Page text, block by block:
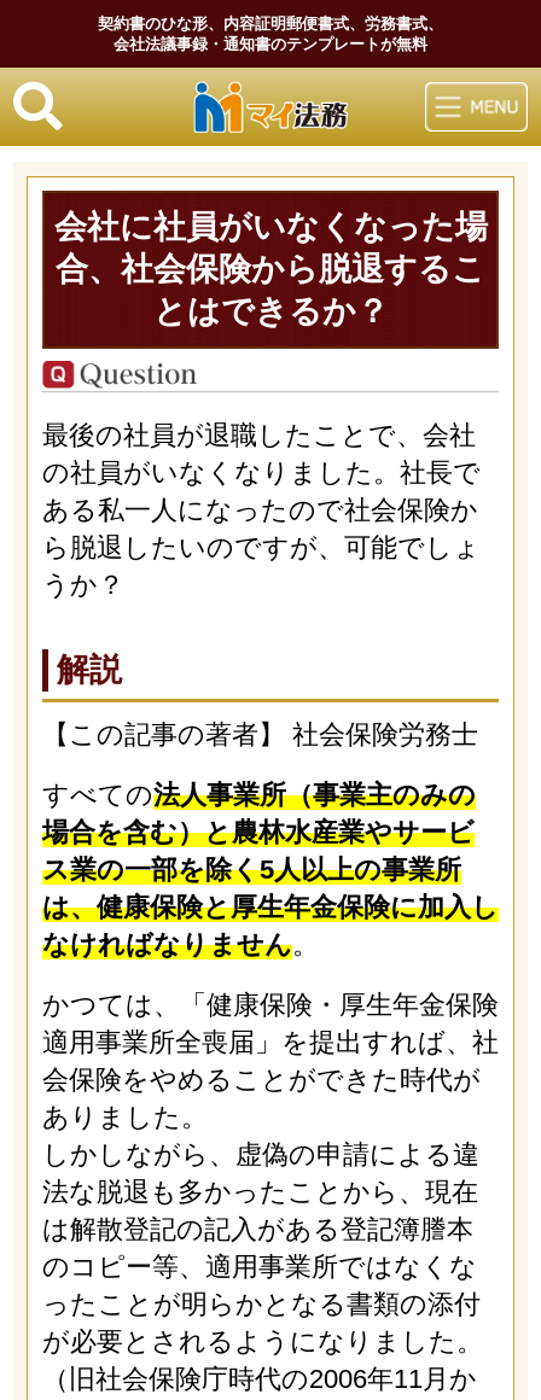
契約書のひな形、内容証明郵便書式、労務書式、
会社法議事録・通知書のテンプレートが無料
マイ法務
会社に社員がいなくなった場
合、社会保険から脱退するこ
とはできるか？
最後の社員が退職したことで、会社
の社員がいなくなりました。社長で
ある私一人になったので社会保険か
ら脱退したいのですが、可能でしょ
うか？
解説
【この記事の著者】 社会保険労務士
すべての法人事業所（事業主のみの
場合を含む）と農林水産業やサービ
ス業の一部を除く5人以上の事業所
は、健康保険と厚生年金保険に加入し
なければなりません。
かつては、「健康保険・厚生年金保険
適用事業所全喪届」を提出すれば、社
会保険をやめることができた時代が
ありました。
しかしながら、虚偽の申請による違
法な脱退も多かったことから、現在
は解散登記の記入がある登記簿謄本
のコピー等、適用事業所ではなくな
ったことが明らかとなる書類の添付
が必要とされるようになりました。
（旧社会保険庁時代の2006年11月か